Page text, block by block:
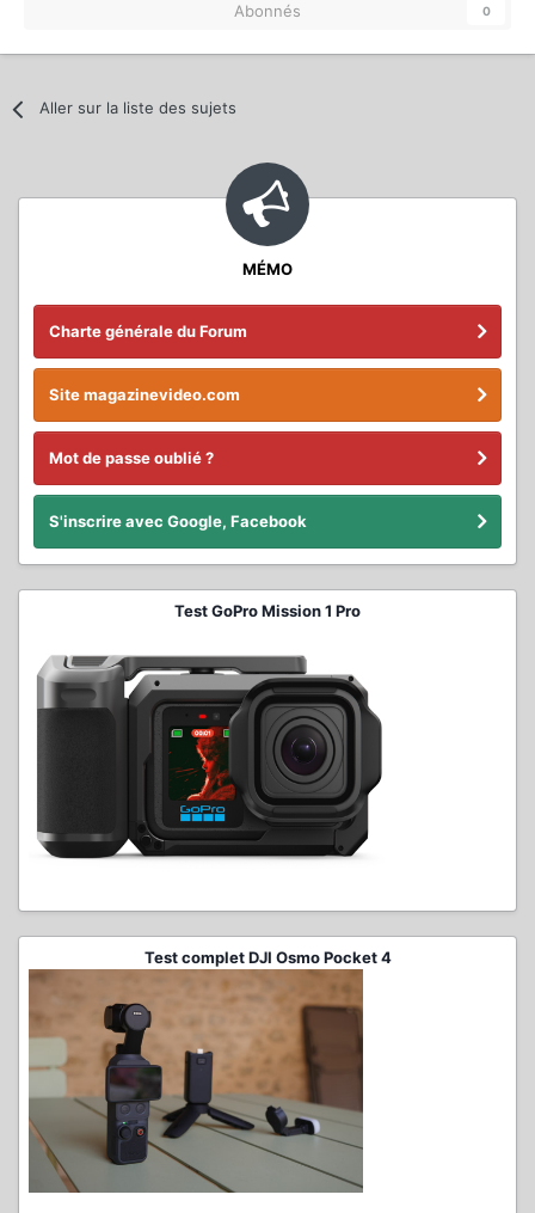
Abonnés 0
Aller sur la liste des sujets
MÉMO
Charte générale du Forum
Site magazinevideo.com
Mot de passe oublié ?
S'inscrire avec Google, Facebook
Test GoPro Mission 1 Pro
Test complet DJI Osmo Pocket 4